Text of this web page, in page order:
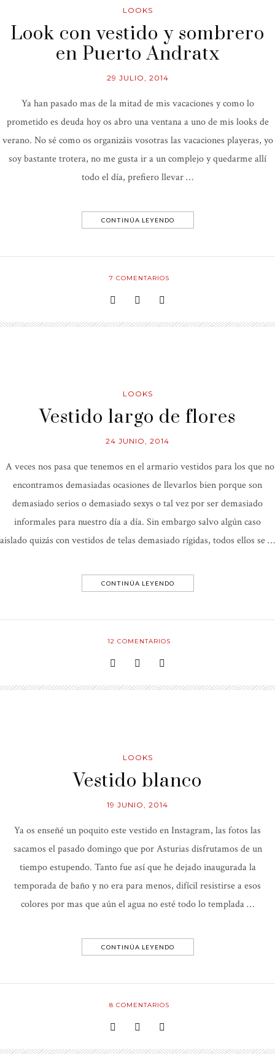
LOOKS
Look con vestido y sombrero
en Puerto Andratx
29 JULIO, 2014
Ya han pasado mas de la mitad de mis vacaciones y como lo
prometido es deuda hoy os abro una ventana a uno de mis looks de
verano. No sé como os organizáis vosotras las vacaciones playeras, yo
soy bastante trotera, no me gusta ir a un complejo y quedarme allí
todo el día, prefiero llevar …
CONTINÚA LEYENDO
7 COMENTARIOS
LOOKS
Vestido largo de flores
24 JUNIO, 2014
A veces nos pasa que tenemos en el armario vestidos para los que no
encontramos demasiadas ocasiones de llevarlos bien porque son
demasiado serios o demasiado sexys o tal vez por ser demasiado
informales para nuestro día a día. Sin embargo salvo algún caso
aislado quizás con vestidos de telas demasiado rígidas, todos ellos se …
CONTINÚA LEYENDO
12 COMENTARIOS
LOOKS
Vestido blanco
19 JUNIO, 2014
Ya os enseñé un poquito este vestido en Instagram, las fotos las
sacamos el pasado domingo que por Asturias disfrutamos de un
tiempo estupendo. Tanto fue así que he dejado inaugurada la
temporada de baño y no era para menos, difícil resistirse a esos
colores por mas que aún el agua no esté todo lo templada …
CONTINÚA LEYENDO
8 COMENTARIOS